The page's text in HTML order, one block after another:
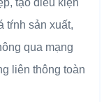
tŕnh sản xuất,
qua mạng
liên thông toàn